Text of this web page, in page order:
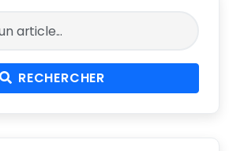
RECHERCHER